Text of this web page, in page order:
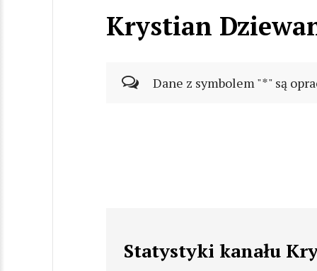
Krystian
Dane z symbolem "*" są
Statystyki kanału